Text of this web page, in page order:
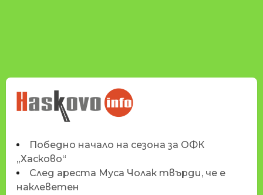
НОВИНИТЕ НА
HASKOVO.INFO
Победно начало на сезона за ОФК
„Хасково“
След ареста Муса Чолак твърди, че е
наклеветен